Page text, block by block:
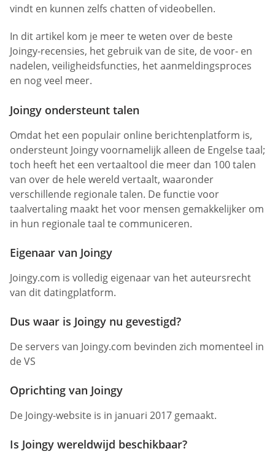
vindt en kunnen zelfs chatten of videobellen.
In dit artikel kom je meer te weten over de beste
Joingy-recensies, het gebruik van de site, de voor- en
nadelen, veiligheidsfuncties, het aanmeldingsproces
en nog veel meer.
Joingy ondersteunt talen
Omdat het een populair online berichtenplatform is,
ondersteunt Joingy voornamelijk alleen de Engelse taal;
toch heeft het een vertaaltool die meer dan 100 talen
van over de hele wereld vertaalt, waaronder
verschillende regionale talen. De functie voor
taalvertaling maakt het voor mensen gemakkelijker om
in hun regionale taal te communiceren.
Eigenaar van Joingy
Joingy.com is volledig eigenaar van het auteursrecht
van dit datingplatform.
Dus waar is Joingy nu gevestigd?
De servers van Joingy.com bevinden zich momenteel in
de VS
Oprichting van Joingy
De Joingy-website is in januari 2017 gemaakt.
Is Joingy wereldwijd beschikbaar?